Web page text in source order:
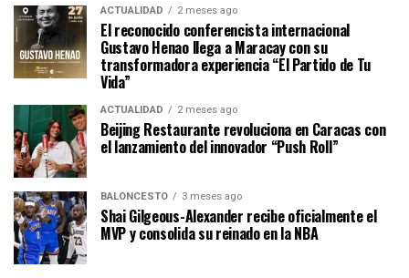
ACTUALIDAD 2 meses ago
El reconocido conferencista internacional
Gustavo Henao llega a Maracay con su
transformadora experiencia “El Partido de Tu
Vida”
ACTUALIDAD 2 meses ago
Beijing Restaurante revoluciona en Caracas con
el lanzamiento del innovador “Push Roll”
BALONCESTO 3 meses ago
Shai Gilgeous-Alexander recibe oficialmente el
MVP y consolida su reinado en la NBA